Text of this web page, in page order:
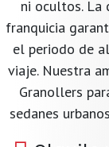
ni ocultos. La
franquicia
el periodo de
viaje. Nuestra
Granollers
sedanes